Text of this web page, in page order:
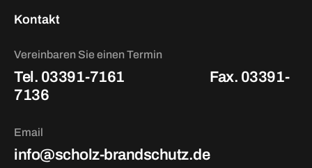
Kontakt
Vereinbaren Sie einen Termin
Tel. 03391-7161
Fax. 03391-
7136
Email
info@scholz-brandschutz.de